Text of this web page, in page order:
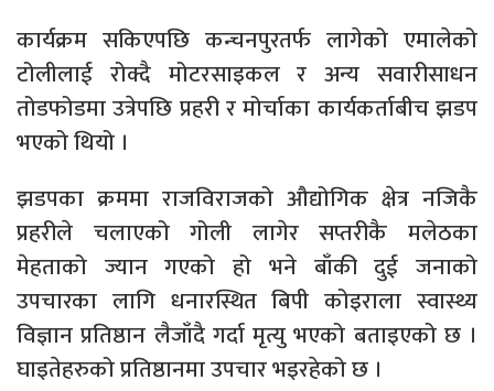
कार्यक्रम सकिएपछि कन्चनपुरतर्फ लागेको एमालेको
टोलीलाई रोक्दै मोटरसाइकल र अन्य सवारीसाधन
तोडफोडमा उत्रेपछि प्रहरी र मोर्चाका कार्यकर्ताबीच झडप
भएको थियो ।
झडपका क्रममा राजविराजको औद्योगिक क्षेत्र नजिकै
प्रहरीले चलाएको गोली लागेर सप्तरीकै मलेठका
मेहताको ज्यान गएको हो भने बाँकी दुई जनाको
उपचारका लागि धनारस्थित बिपी कोइराला स्वास्थ्य
विज्ञान प्रतिष्ठान लैजाँदै गर्दा मृत्यु भएको बताइएको छ ।
घाइतेहरुको प्रतिष्ठानमा उपचार भइरहेको छ ।